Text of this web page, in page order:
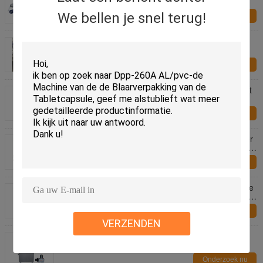
We bellen je snel terug!
VERZENDEN
De Vullende Machinesgmp van de hoog rendement
volledig Automatische Capsule Norm
Dpp-260A de Machine van de Blaarverpakking voor
Medische Schoonheidsmiddelen Vloeibare Vullende
Beste van de het Laboratoriumapotheek van Prijsce
de Capsule van het het Poeder Harde Gel Kruiden
Goedkope semi-Autocapsulepoeder het Vullen de
Machine Onderzoek nu